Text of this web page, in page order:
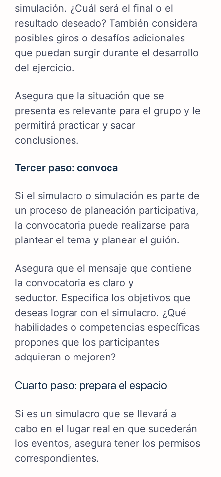
simulación. ¿Cuál será el final o el
resultado deseado? También considera
posibles giros o desafíos adicionales
que puedan surgir durante el desarrollo
del ejercicio.
Asegura que la situación que se
presenta es relevante para el grupo y le
permitirá practicar y sacar
conclusiones.
Tercer paso: convoca
Si el simulacro o simulación es parte de
un proceso de planeación participativa,
la convocatoria puede realizarse para
plantear el tema y planear el guión.
Asegura que el mensaje que contiene
la convocatoria es claro y
seductor. Especifica los objetivos que
deseas lograr con el simulacro. ¿Qué
habilidades o competencias específicas
propones que los participantes
adquieran o mejoren?
Cuarto paso: prepara el espacio
Si es un simulacro que se llevará a
cabo en el lugar real en que sucederán
los eventos, asegura tener los permisos
correspondientes.